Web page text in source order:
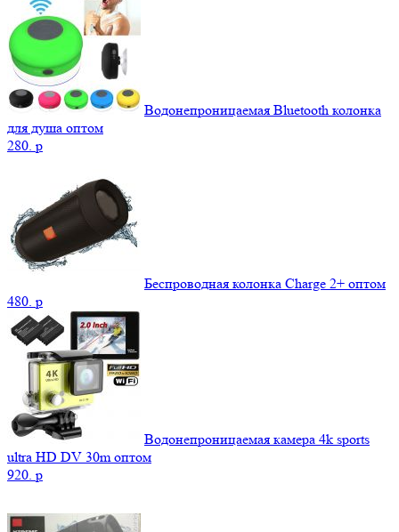
Водонепроницаемая Bluetooth колонка
для душа оптом
280. p
Беспроводная колонка Charge 2+ оптом
480. p
Водонепроницаемая камера 4k sports
ultra HD DV 30m оптом
920. p